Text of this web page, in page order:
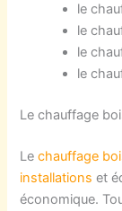
le
le
le
le
Le chauffage
Lechauffage
installations et
économique.